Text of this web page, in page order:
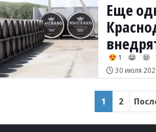
Еще
😍 1 😂 😢
30 июля
1 2